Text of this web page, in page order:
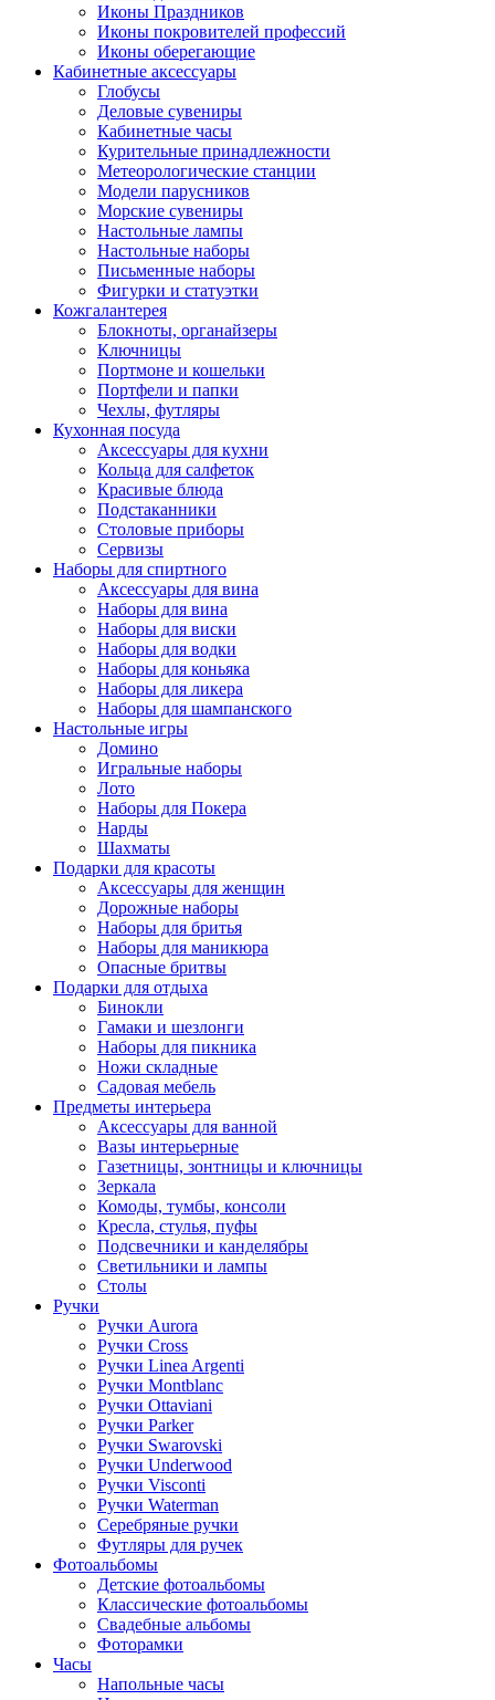
Иконы Праздников
Иконы покровителей профессий
Иконы оберегающие
Кабинетные аксессуары
Глобусы
Деловые сувениры
Кабинетные часы
Курительные принадлежности
Метеорологические станции
Модели парусников
Морские сувениры
Настольные лампы
Настольные наборы
Письменные наборы
Фигурки и статуэтки
Кожгалантерея
Блокноты, органайзеры
Ключницы
Портмоне и кошельки
Портфели и папки
Чехлы, футляры
Кухонная посуда
Аксессуары для кухни
Кольца для салфеток
Красивые блюда
Подстаканники
Столовые приборы
Cервизы
Наборы для спиртного
Аксессуары для вина
Наборы для вина
Наборы для виски
Наборы для водки
Наборы для коньяка
Наборы для ликера
Наборы для шампанского
Настольные игры
Домино
Игральные наборы
Лото
Наборы для Покера
Нарды
Шахматы
Подарки для красоты
Аксессуары для женщин
Дорожные наборы
Наборы для бритья
Наборы для маникюра
Опасные бритвы
Подарки для отдыха
Бинокли
Гамаки и шезлонги
Наборы для пикника
Ножи складные
Садовая мебель
Предметы интерьера
Аксессуары для ванной
Вазы интерьерные
Газетницы, зонтницы и ключницы
Зеркала
Комоды, тумбы, консоли
Кресла, стулья, пуфы
Подсвечники и канделябры
Светильники и лампы
Столы
Ручки
Ручки Aurora
Ручки Cross
Ручки Linea Argenti
Ручки Montblanc
Ручки Ottaviani
Ручки Parker
Ручки Swarovski
Ручки Underwood
Ручки Visconti
Ручки Waterman
Серебряные ручки
Футляры для ручек
Фотоальбомы
Детские фотоальбомы
Классические фотоальбомы
Свадебные альбомы
Фоторамки
Часы
Напольные часы